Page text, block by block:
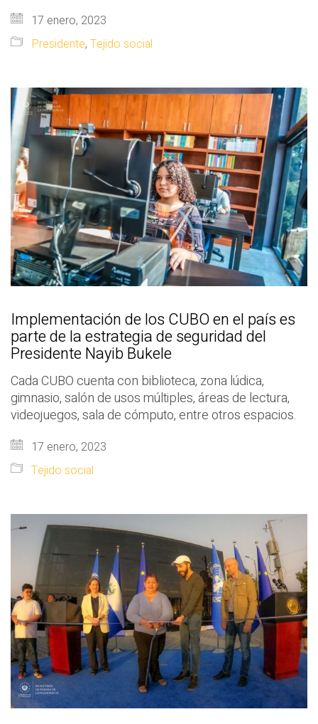
17 enero, 2023
Presidente, Tejido social
Implementación de los CUBO en el país es
parte de la estrategia de seguridad del
Presidente Nayib Bukele
Cada CUBO cuenta con biblioteca, zona lúdica,
gimnasio, salón de usos múltiples, áreas de lectura,
videojuegos, sala de cómputo, entre otros espacios.
17 enero, 2023
Tejido social